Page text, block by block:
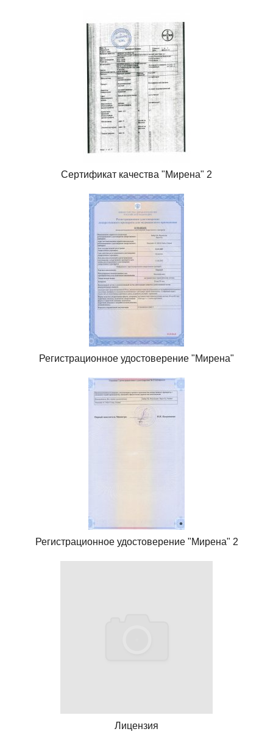
Сертификат качества "Мирена" 2
Регистрационное удостоверение "Мирена"
Регистрационное удостоверение "Мирена" 2
Лицензия